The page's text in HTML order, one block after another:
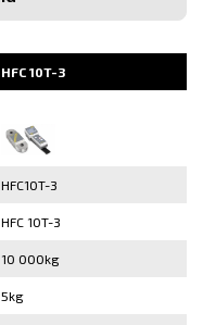
HFC 10T-3
HFC10T-3
HFC 10T-3
10 000kg
5kg